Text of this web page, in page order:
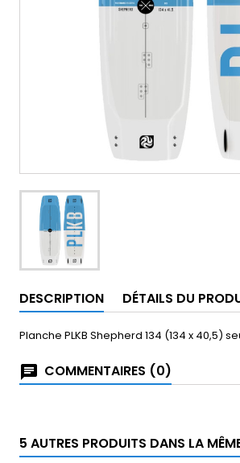
DESCRIPTION DÉTAILS DU
Planche PLKB Shepherd 134 (134 x 40,5)
COMMENTAIRES (0)
5 AUTRES PRODUITS DANS LA